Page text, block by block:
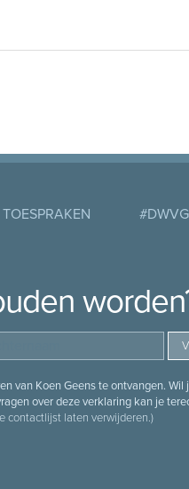
TOESPRAKEN #DWVG
Koen Geens te ontvangen.
over deze verklaring kan je
contactlijst laten verwijderen.)